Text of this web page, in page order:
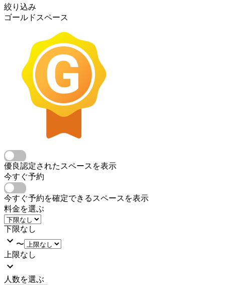
絞り込み
ゴールドスペース
優良認定されたスペースを表示
今すぐ予約
今すぐ予約を確定できるスペースを表示
料金を選ぶ
下限なし
〜
上限なし
人数を選ぶ